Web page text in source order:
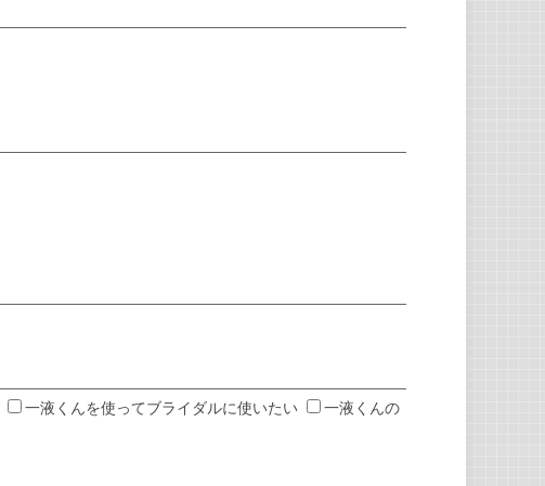
一液くんを使ってブライダルに使いたい
一液くんの